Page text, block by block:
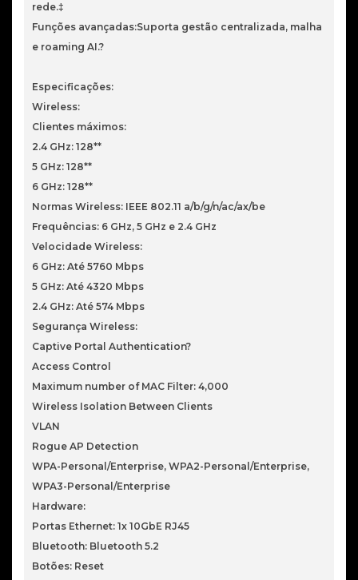
rede.‡
Funções avançadas:Suporta gestão centralizada, malha
e roaming AI.?
Especificações:
Wireless:
Clientes máximos:
2.4 GHz: 128**
5 GHz: 128**
6 GHz: 128**
Normas Wireless: IEEE 802.11 a/b/g/n/ac/ax/be
Frequências: 6 GHz, 5 GHz e 2.4 GHz
Velocidade Wireless:
6 GHz: Até 5760 Mbps
5 GHz: Até 4320 Mbps
2.4 GHz: Até 574 Mbps
Segurança Wireless:
Captive Portal Authentication?
Access Control
Maximum number of MAC Filter: 4,000
Wireless Isolation Between Clients
VLAN
Rogue AP Detection
WPA-Personal/Enterprise, WPA2-Personal/Enterprise,
WPA3-Personal/Enterprise
Hardware:
Portas Ethernet: 1x 10GbE RJ45
Bluetooth: Bluetooth 5.2
Botões: Reset